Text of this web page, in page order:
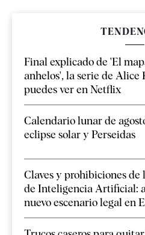
Final explicado de 'El
anhelos', la serie de Alice
puedes ver en Netflix
Calendario lunar de
eclipse solar y Perseidas
Claves y prohibiciones de
de Inteligencia Artificial:
nuevo escenario legal en